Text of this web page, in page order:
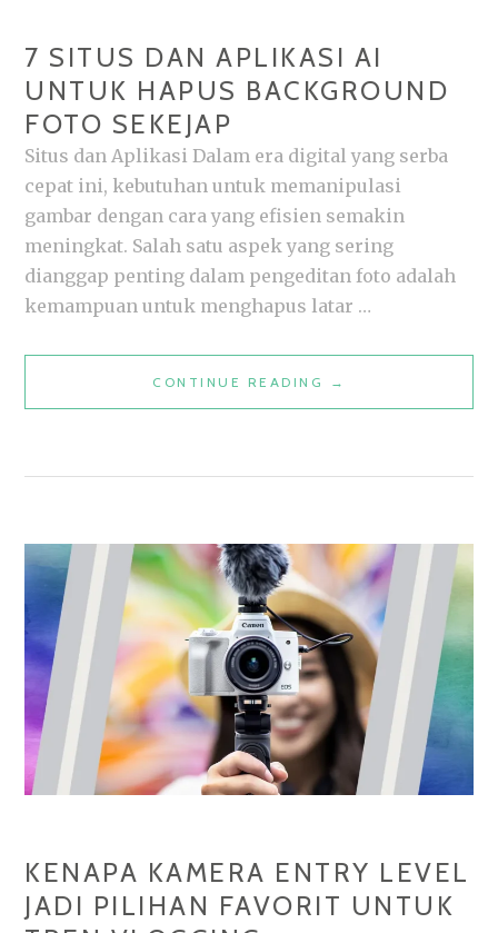
7 SITUS DAN APLIKASI AI
UNTUK HAPUS BACKGROUND
FOTO SEKEJAP
Situs dan Aplikasi Dalam era digital yang serba
cepat ini, kebutuhan untuk memanipulasi
gambar dengan cara yang efisien semakin
meningkat. Salah satu aspek yang sering
dianggap penting dalam pengeditan foto adalah
kemampuan untuk menghapus latar …
CONTINUE READING
SITUS
HAPUS
BACKGROUND
FOTO
SEKEJAP
→
KENAPA KAMERA ENTRY LEVEL
JADI PILIHAN FAVORIT UNTUK